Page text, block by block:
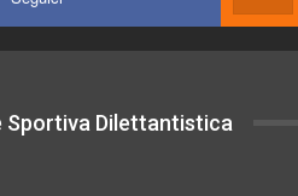
Sportiva Dilettantistica